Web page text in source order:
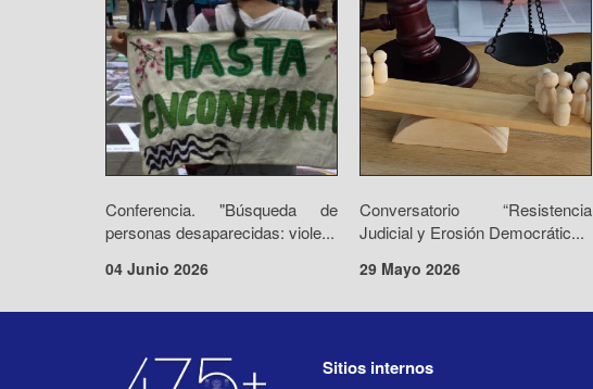
Conferencia. "Búsqueda de
personas desaparecidas: viole...
04 Junio 2026
Conversatorio “Resistencia
Judicial y Erosión Democrátic...
29 Mayo 2026
Sitios internos